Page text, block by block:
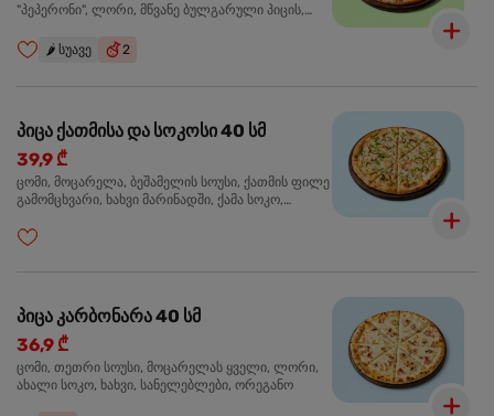
"პეპერონი", ლორი, მწვანე ბულგარული პიცის,
🌶️ სუავე 2
პიცა ქათმისა და სოკოსი 40 სმ
39,9 ₾
ცომი, მოცარელა, ბეშამელის სოუსი, ქათმის ფილე
გამომცხვარი, ხახვი მარინადში, ქამა სოკო,
პიცა კარბონარა 40 სმ
36,9 ₾
ცომი, თეთრი სოუსი, მოცარელას ყველი, ლორი,
ახალი სოკო, ხახვი, სანელებლები, ორეგანო